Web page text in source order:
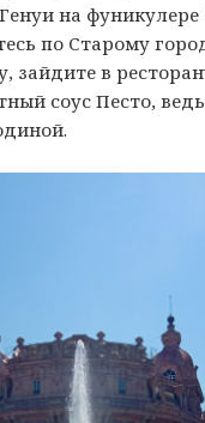
на фуникулере
по Старому
зайдите в
соус Песто,